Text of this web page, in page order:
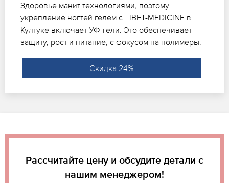
Здоровье манит технологиями, поэтому
укрепление ногтей гелем с TIBET-MEDICINE в
Култуке включает УФ-гели. Это обеспечивает
защиту, рост и питание, с фокусом на полимеры.
Скидка 24%
Рассчитайте цену и обсудите детали с
нашим менеджером!